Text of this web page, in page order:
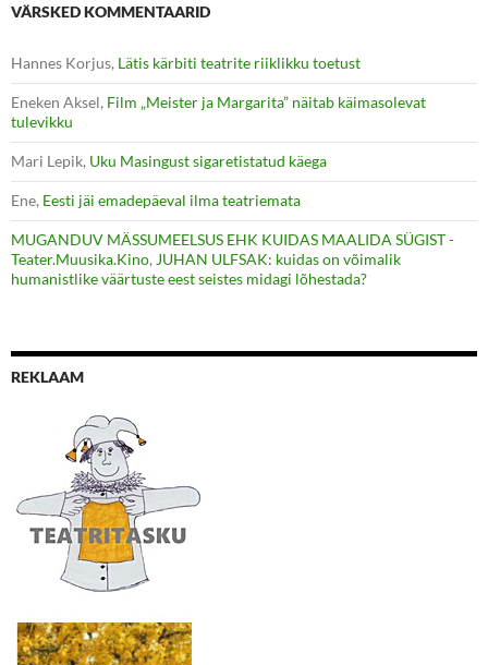
VÄRSKED KOMMENTAARID
Hannes Korjus, Lätis kärbiti teatrite riiklikku toetust
Eneken Aksel, Film „Meister ja Margarita” näitab käimasolevat
tulevikku
Mari Lepik, Uku Masingust sigaretistatud käega
Ene, Eesti jäi emadepäeval ilma teatriemata
MUGANDUV MÄSSUMEELSUS EHK KUIDAS MAALIDA SÜGIST -
Teater.Muusika.Kino, JUHAN ULFSAK: kuidas on võimalik
humanistlike väärtuste eest seistes midagi lõhestada?
REKLAAM